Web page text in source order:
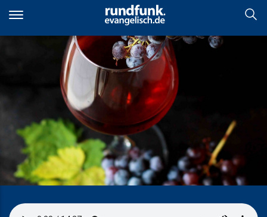
zum
Inhalt
Trink deinen Wein mit gutem